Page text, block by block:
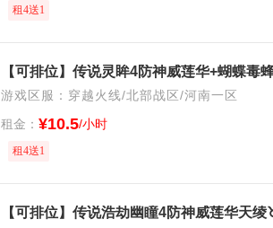
租4送1
游戏区服：穿越火线/北部战区/河南一区
租金： ¥10.5/小时
租4送1